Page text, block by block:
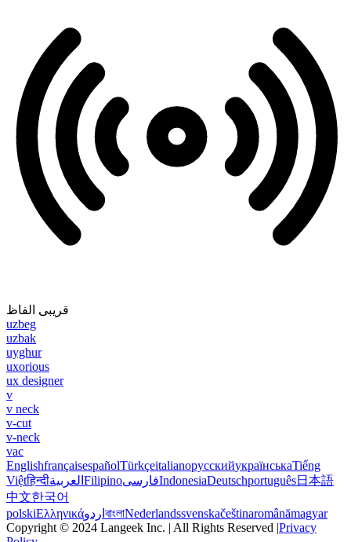
قریبی الفاظ
uzbeg
uzbak
uyghur
uxorious
ux designer
v
v neck
v-cut
v-neck
vac
EnglishfrançaisespañolTürkçeitalianoрусскийукраїнськаTiếng
Việtहिन्दीالعربية FilipinoفارسیIndonesiaDeutschportuguês日本語
中文한국어
polskiΕλληνικάاردو বাংলাNederlandssvenskačeštinaromânămagyar
Copyright © 2024 Langeek Inc. | All Rights Reserved |Privacy